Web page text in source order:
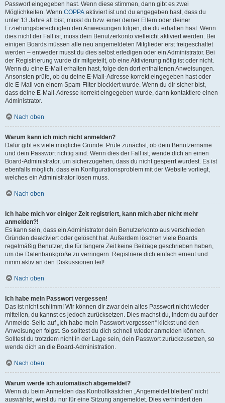
Passwort eingegeben hast. Wenn diese stimmen, dann gibt es zwei
Möglichkeiten. Wenn COPPA aktiviert ist und du angegeben hast, dass du
unter 13 Jahre alt bist, musst du bzw. einer deiner Eltern oder deiner
Erziehungsberechtigten den Anweisungen folgen, die du erhalten hast. Wenn
dies nicht der Fall ist, muss dein Benutzerkonto vielleicht aktiviert werden. Bei
einigen Boards müssen alle neu angemeldeten Mitglieder erst freigeschaltet
werden – entweder musst du dies selbst erledigen oder ein Administrator. Bei
der Registrierung wurde dir mitgeteilt, ob eine Aktivierung nötig ist oder nicht.
Wenn du eine E-Mail erhalten hast, folge den dort enthaltenen Anweisungen.
Ansonsten prüfe, ob du deine E-Mail-Adresse korrekt eingegeben hast oder
die E-Mail von einem Spam-Filter blockiert wurde. Wenn du dir sicher bist,
dass deine E-Mail-Adresse korrekt eingegeben wurde, dann kontaktiere einen
Administrator.
Nach oben
Warum kann ich mich nicht anmelden?
Dafür gibt es viele mögliche Gründe. Prüfe zunächst, ob dein Benutzername
und dein Passwort richtig sind. Wenn dies der Fall ist, wende dich an einen
Board-Administrator, um sicherzugehen, dass du nicht gesperrt wurdest. Es ist
ebenfalls möglich, dass ein Konfigurationsproblem mit der Website vorliegt,
welches ein Administrator lösen muss.
Nach oben
Ich habe mich vor einiger Zeit registriert, kann mich aber nicht mehr
anmelden?!
Es kann sein, dass ein Administrator dein Benutzerkonto aus verschieden
Gründen deaktiviert oder gelöscht hat. Außerdem löschen viele Boards
regelmäßig Benutzer, die für längere Zeit keine Beiträge geschrieben haben,
um die Datenbankgröße zu verringern. Registriere dich einfach erneut und
nimm aktiv an den Diskussionen teil!
Nach oben
Ich habe mein Passwort vergessen!
Das ist nicht schlimm! Wir können dir zwar dein altes Passwort nicht wieder
mitteilen, du kannst es jedoch zurücksetzen. Dies machst du, indem du auf der
Anmelde-Seite auf „Ich habe mein Passwort vergessen“ klickst und den
Anweisungen folgst. So solltest du dich schnell wieder anmelden können.
Solltest du trotzdem nicht in der Lage sein, dein Passwort zurückzusetzen, so
wende dich an die Board-Administration.
Nach oben
Warum werde ich automatisch abgemeldet?
Wenn du beim Anmelden das Kontrollkästchen „Angemeldet bleiben“ nicht
auswählst, wirst du nur für eine Sitzung angemeldet. Dies verhindert den